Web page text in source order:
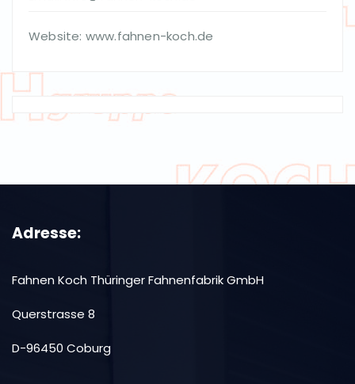
Website: www.fahnen-koch.de
Adresse:
Fahnen Koch Thüringer Fahnenfabrik GmbH
Querstrasse 8
D-96450 Coburg